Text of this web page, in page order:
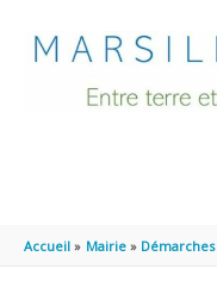
Accueil Mairie